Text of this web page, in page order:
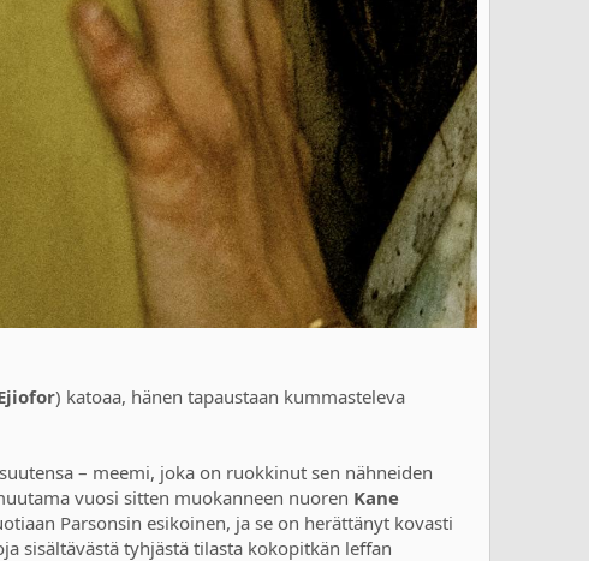
) katoaa, hänen tapaustaan kummasteleva
– meemi, joka on ruokkinut sen nähneiden
vuosi sitten muokanneen nuoren Kane
Parsonsin esikoinen, ja se on herättänyt kovasti
sisältävästä tyhjästä tilasta kokopitkän leffan